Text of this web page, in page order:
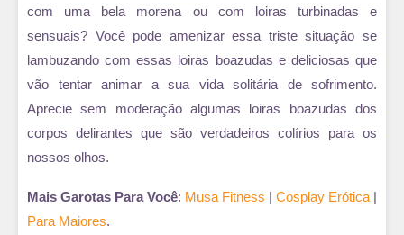
com uma bela morena ou com loiras turbinadas e
sensuais? Você pode amenizar essa triste situação se
lambuzando com essas loiras boazudas e deliciosas que
vão tentar animar a sua vida solitária de sofrimento.
Aprecie sem moderação algumas loiras boazudas dos
corpos delirantes que são verdadeiros colírios para os
nossos olhos.
Mais Garotas Para Você: Musa Fitness | Cosplay Erótica |
Para Maiores.